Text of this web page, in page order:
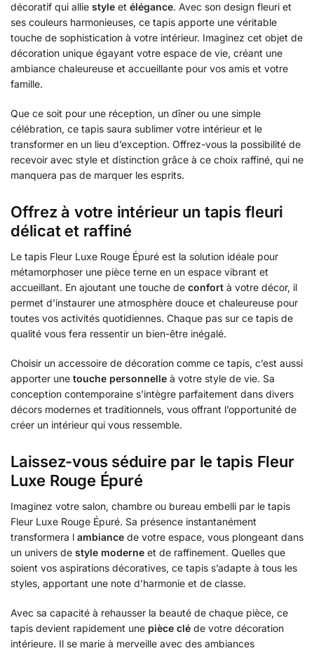
décoratif qui allie style et élégance. Avec son design fleuri et
ses couleurs harmonieuses, ce tapis apporte une véritable
touche de sophistication à votre intérieur. Imaginez cet objet de
décoration unique égayant votre espace de vie, créant une
ambiance chaleureuse et accueillante pour vos amis et votre
famille.
Que ce soit pour une réception, un dîner ou une simple
célébration, ce tapis saura sublimer votre intérieur et le
transformer en un lieu d’exception. Offrez-vous la possibilité de
recevoir avec style et distinction grâce à ce choix raffiné, qui ne
manquera pas de marquer les esprits.
Offrez à votre intérieur un tapis fleuri
délicat et raffiné
Le tapis Fleur Luxe Rouge Épuré est la solution idéale pour
métamorphoser une pièce terne en un espace vibrant et
accueillant. En ajoutant une touche de confort à votre décor, il
permet d’instaurer une atmosphère douce et chaleureuse pour
toutes vos activités quotidiennes. Chaque pas sur ce tapis de
qualité vous fera ressentir un bien-être inégalé.
Choisir un accessoire de décoration comme ce tapis, c’est aussi
apporter une touche personnelle à votre style de vie. Sa
conception contemporaine s’intègre parfaitement dans divers
décors modernes et traditionnels, vous offrant l’opportunité de
créer un intérieur qui vous ressemble.
Laissez-vous séduire par le tapis Fleur
Luxe Rouge Épuré
Imaginez votre salon, chambre ou bureau embelli par le tapis
Fleur Luxe Rouge Épuré. Sa présence instantanément
transformera l ambiance de votre espace, vous plongeant dans
un univers de style moderne et de raffinement. Quelles que
soient vos aspirations décoratives, ce tapis s’adapte à tous les
styles, apportant une note d’harmonie et de classe.
Avec sa capacité à rehausser la beauté de chaque pièce, ce
tapis devient rapidement une pièce clé de votre décoration
intérieure. Il se marie à merveille avec des ambiances